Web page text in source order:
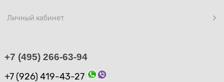
Личный кабинет
+7 (495) 266-63-94
+7 (926) 419-43-27